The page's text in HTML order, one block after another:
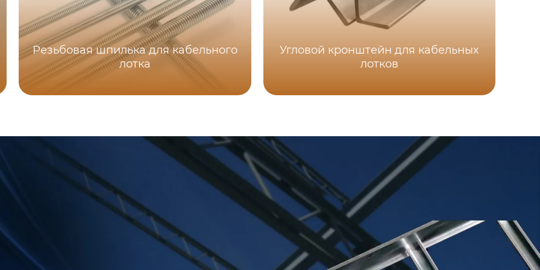
Резьбовая шпилька для кабельного
лотка
Угловой кронштейн для кабельных
лотков